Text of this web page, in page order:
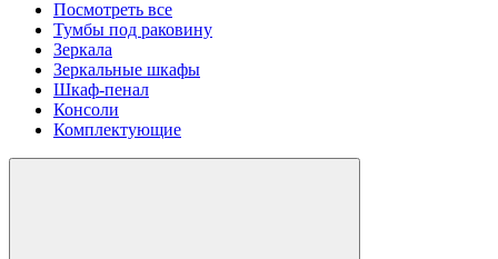
Посмотреть все
Тумбы под раковину
Зеркала
Зеркальные шкафы
Шкаф-пенал
Консоли
Комплектующие